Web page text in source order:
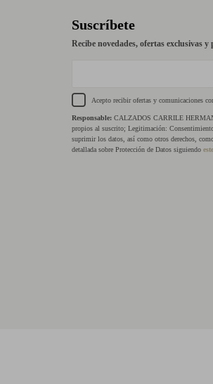
Suscríbete
Recibe novedades, ofertas exclusivas
Acepto recibir ofertas y comunicaciones
Responsable: CALZADOS CARRILE
propios al suscrito; Legitimación:
suprimir los datos, así como otros derechos,
detallada sobre Protección de Datos siguiendo